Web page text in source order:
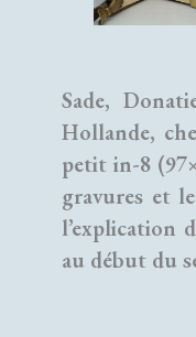
Sade,
Hollande,
petit in-8
gravures et
l’explication
au début du